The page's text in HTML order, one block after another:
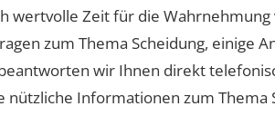
wertvolle Zeit für die
zum Thema Scheidung, einige
wir Ihnen direkt
nützliche Informationen zum Thema